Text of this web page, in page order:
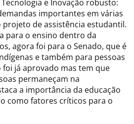
e Inovação robusto:
importantes em várias
projeto de assistência estudantil.
para o ensino dentro da
agora foi para o Senado, que é
e também para pessoas
foi já aprovado mas tem que
permaneçam na
a importância da educação
como fatores críticos para o